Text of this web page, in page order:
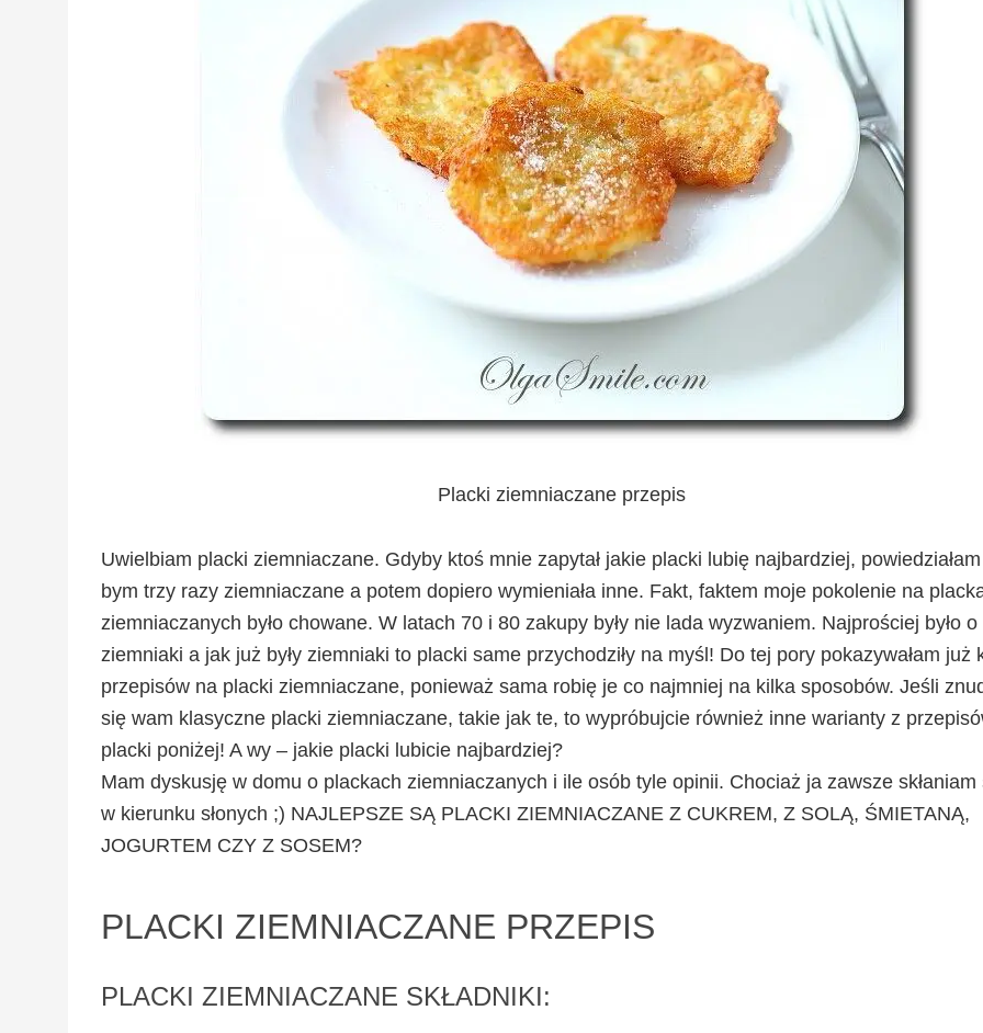
Placki ziemniaczane przepis
Uwielbiam placki ziemniaczane. Gdyby ktoś mnie zapytał jakie placki lubię najbardziej, powiedziałam
bym trzy razy ziemniaczane a potem dopiero wymieniała inne. Fakt, faktem moje pokolenie na
ziemniaczanych było chowane. W latach 70 i 80 zakupy były nie lada wyzwaniem. Najprościej było o
ziemniaki a jak już były ziemniaki to placki same przychodziły na myśl! Do tej pory pokazywałam już
przepisów na placki ziemniaczane, ponieważ sama robię je co najmniej na kilka sposobów. Jeśli
się wam klasyczne placki ziemniaczane, takie jak te, to wypróbujcie również inne warianty z
placki poniżej! A wy – jakie placki lubicie najbardziej?
Mam dyskusję w domu o plackach ziemniaczanych i ile osób tyle opinii. Chociaż ja zawsze skłaniam
w kierunku słonych ;) NAJLEPSZE SĄ PLACKI ZIEMNIACZANE Z CUKREM, Z SOLĄ, ŚMIETANĄ,
JOGURTEM CZY Z SOSEM?
PLACKI ZIEMNIACZANE PRZEPIS
PLACKI ZIEMNIACZANE SKŁADNIKI: